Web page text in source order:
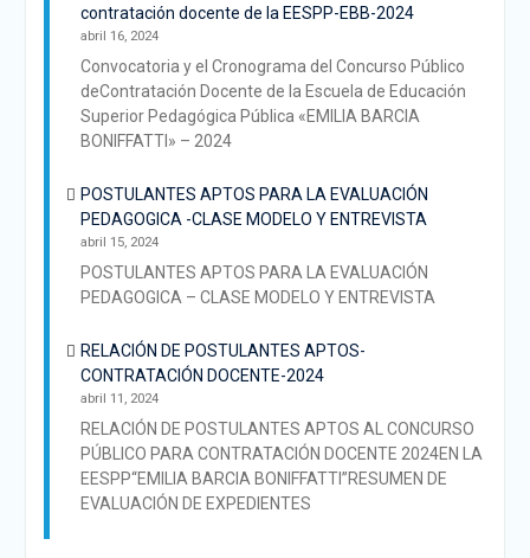
contratación docente de la EESPP-EBB-2024
abril 16, 2024
Convocatoria y el Cronograma del Concurso Público
deContratación Docente de la Escuela de Educación
Superior Pedagógica Pública «EMILIA BARCIA
BONIFFATTI» – 2024
POSTULANTES APTOS PARA LA EVALUACIÓN
PEDAGOGICA -CLASE MODELO Y ENTREVISTA
abril 15, 2024
POSTULANTES APTOS PARA LA EVALUACIÓN
PEDAGOGICA – CLASE MODELO Y ENTREVISTA
RELACIÓN DE POSTULANTES APTOS-
CONTRATACIÓN DOCENTE-2024
abril 11, 2024
RELACIÓN DE POSTULANTES APTOS AL CONCURSO
PÚBLICO PARA CONTRATACIÓN DOCENTE 2024EN LA
EESPP“EMILIA BARCIA BONIFFATTI”RESUMEN DE
EVALUACIÓN DE EXPEDIENTES